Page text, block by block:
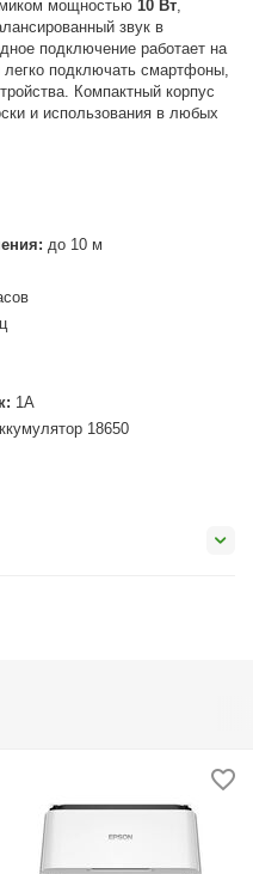
мощностью10 Вт,
звук в
подключение работает на
легко подключать смартфоны,
Компактный корпус
и использования в любых
до 10 м
1A
18650